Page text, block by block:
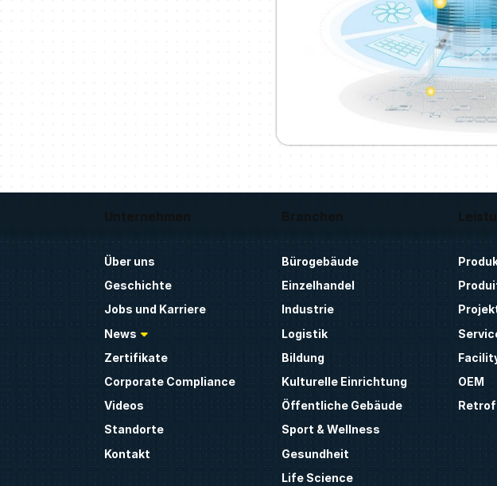
Unternehmen
Über uns
Geschichte
Jobs und Karriere
News
Zertifikate
Corporate Compliance
Videos
Standorte
Kontakt
Branchen
Bürogebäude
Einzelhandel
Industrie
Logistik
Bildung
Kulturelle Einrichtung
Öffentliche Gebäude
Sport & Wellness
Gesundheit
Life Science
OEM